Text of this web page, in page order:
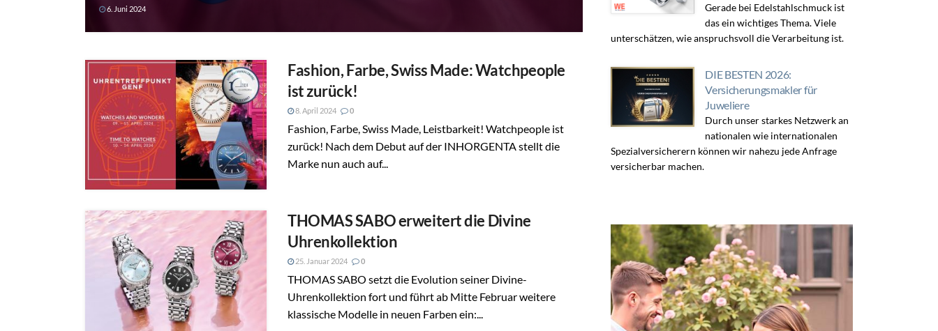
6. Juni 2024
Fashion, Farbe, Swiss Made: Watchpeople
ist zurück!
8. April 2024 0
Fashion, Farbe, Swiss Made, Leistbarkeit! Watchpeople ist
zurück! Nach dem Debut auf der INHORGENTA stellt die
Marke nun auch auf...
THOMAS SABO erweitert die Divine
Uhrenkollektion
25. Januar 2024 0
THOMAS SABO setzt die Evolution seiner Divine-
Uhrenkollektion fort und führt ab Mitte Februar weitere
klassische Modelle in neuen Farben ein:...
Gerade bei Edelstahlschmuck ist
das ein wichtiges Thema. Viele
unterschätzen, wie anspruchsvoll die Verarbeitung ist.
DIE BESTEN 2026:
Versicherungsmakler für
Juweliere
Durch unser starkes Netzwerk an
nationalen wie internationalen
Spezialversicherern können wir nahezu jede Anfrage
versicherbar machen.